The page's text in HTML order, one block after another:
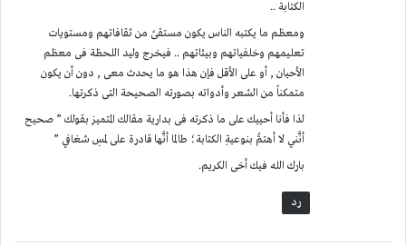
الكتابة ..
ومعظم ما يكتبه الناس يكون مستقىً من ثقافاتهم ومستويات
تعليمهم وخلفياتهم وبيئاتهم .. فيخرج وليد اللحظة فى معظم
الأحيان , أو على الأقل فإن هذا هو ما يحدث معى , دون أن يكون
متمكناً من الشعر وأدواته بصورته الصحيحة التى ذكرتها.
لذا فأنا أحييك على ما ذكرته فى بدارية مقالك المتميز بقولك ” صحيح
أنَّني لا أهتمُّ بنوعيةِ الكتابة؛ طالما أنَّها قادرة على لمسِ شغافي ”
بارك الله فيك أخى الكريم.
رد